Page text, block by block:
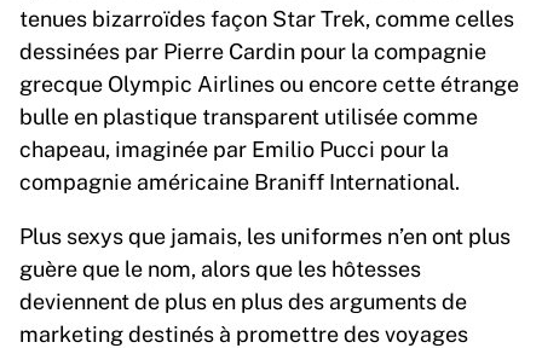
tenues bizarroïdes façon Star Trek, comme celles
dessinées par Pierre Cardin pour la compagnie
grecque Olympic Airlines ou encore cette étrange
bulle en plastique transparent utilisée comme
chapeau, imaginée par Emilio Pucci pour la
compagnie américaine Braniff International.
Plus sexys que jamais, les uniformes n’en ont plus
guère que le nom, alors que les hôtesses
deviennent de plus en plus des arguments de
marketing destinés à promettre des voyages